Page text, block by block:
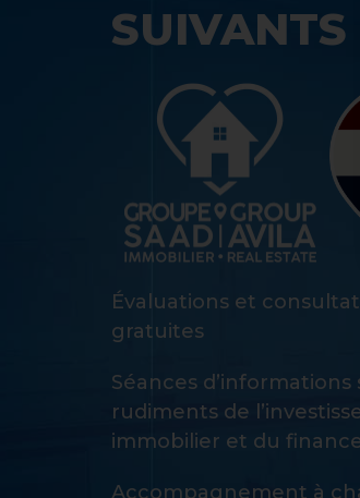
Évaluations et
gratuites
Séances d’informations
rudiments de
immobilier et du
Accompagnement à